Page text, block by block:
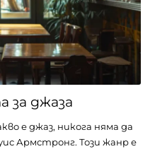
за джаза
е джаз, никога няма да
Армстронг. Този жанр е